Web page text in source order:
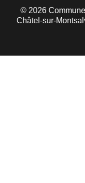
© 2026
Châtel-sur-